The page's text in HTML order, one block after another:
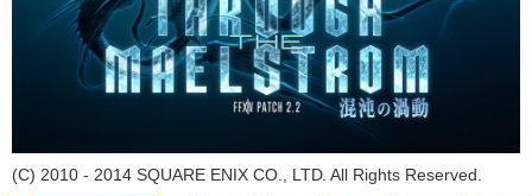
(C) 2010 - 2014 SQUARE ENIX CO., LTD. All Rights Reserved.